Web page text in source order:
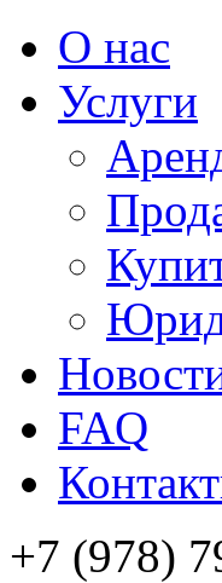
О нас
Услуги
FAQ
+7 (978)